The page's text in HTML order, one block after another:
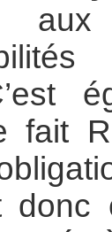
fait
donc